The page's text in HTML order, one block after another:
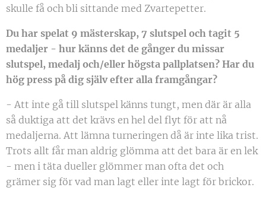
skulle få och bli sittande med Zvartepetter.
Du har spelat 9 mästerskap, 7 slutspel och tagit 5
medaljer - hur känns det de gånger du missar
slutspel, medalj och/eller högsta pallplatsen? Har du
hög press på dig själv efter alla framgångar?
- Att inte gå till slutspel känns tungt, men där är alla
så duktiga att det krävs en hel del flyt för att nå
medaljerna. Att lämna turneringen då är inte lika trist.
Trots allt får man aldrig glömma att det bara är en lek
- men i täta dueller glömmer man ofta det och
grämer sig för vad man lagt eller inte lagt för brickor.